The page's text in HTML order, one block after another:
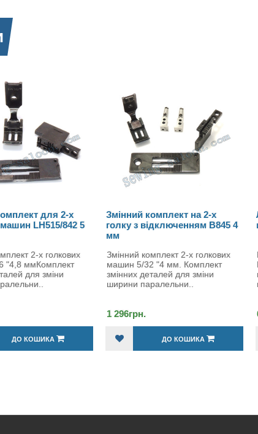
5
Змінний комплект на 2-х
голку з відключенням B845 4
Змінний комплект 2-х голкових
машин 5/32 "4 мм. Комплект
змінних деталей для зміни
ширини паралельни..
ДО КОШИКА
Лапки U192G-
шнура 5,6 мм
Комплект лапок
Набір лапок
промислових
крокуючою лап..
ДО